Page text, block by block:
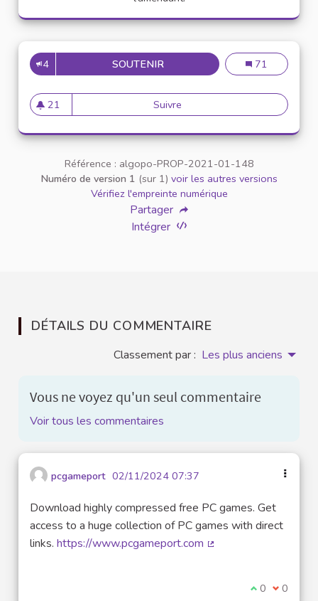
4 SOUTENIRAPPELLATION PERSONNE
Appellation
71
21
21 abonnés
Suivre Appellation personne
Référence : algopo-PROP-2021-01-148
Numéro de version 1 (sur 1) voir les autres versions
Vérifiez l'empreinte numérique
Partager
Intégrer
DÉTAILS DU COMMENTAIRE
Classement par : Les plus anciens
Vous ne voyez qu'un seul commentaire
Voir tous les commentaires
pcgameport 02/11/2024 07:37
Download highly compressed free PC games. Get
access to a huge collection of PC games with direct
links. https://www.pcgameport.com
Je suis
0 Je ne
0